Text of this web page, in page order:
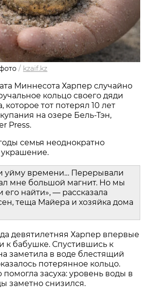
/ kzaif.kz
Миннесота Харпер случайно
кольцо своего дяди
которое тот потерял 10 лет
на озере Бель-Тэн,
Press.
семья неоднократно
украшение.
уйму времени… Перерывали
мне большой магнит. Но мы
его найти», — рассказала
теща Майера и хозяйка дома
девятилетняя Харпер впервые
к бабушке. Спустившись к
заметила в воде блестящий
потерянное кольцо.
засуха: уровень воды в
заметно снизился.